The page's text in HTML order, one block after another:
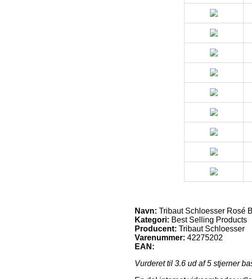
Navn: Tribaut Schloesser Rosé
Kategori: Best Selling Products
Producent: Tribaut Schloesser
Varenummer: 42275202
EAN:
Vurderet til 3.6 ud af 5 stjerner